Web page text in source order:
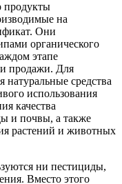
продукты
на
Они
органического
этапе
и продажи. Для
натуральные средства
использования
качества
и почвы, а также
растений и животных
ни пестициды,
Вместо этого